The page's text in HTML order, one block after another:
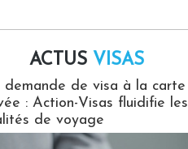
ACTUS VISAS
demande de visa à la carte
: Action-Visas fluidifie les
de voyage